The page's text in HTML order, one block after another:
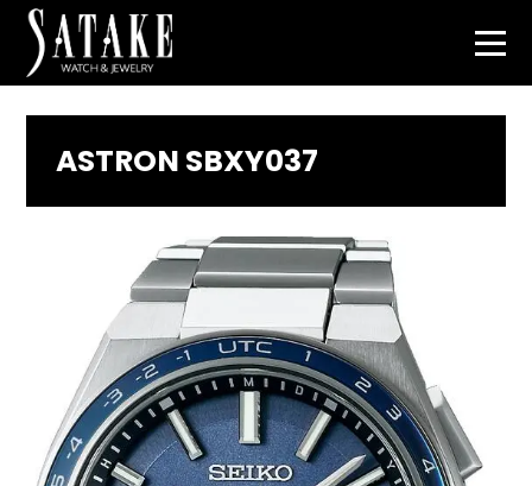
ASTRON SBXY037